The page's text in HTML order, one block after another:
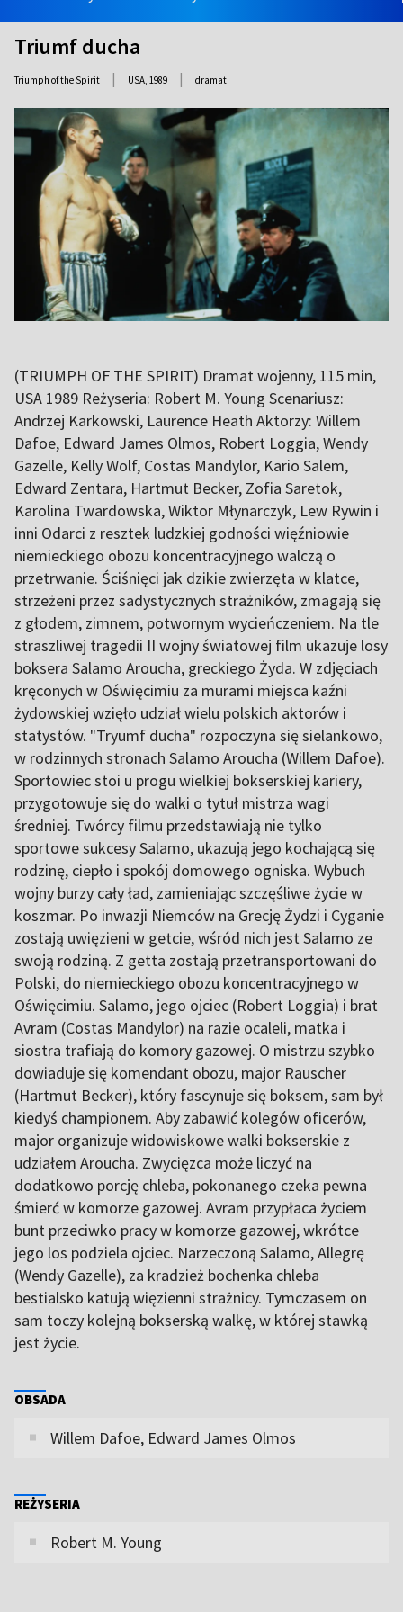
Triumf ducha
Triumph of the Spirit | USA, 1989 | dramat
(TRIUMPH OF THE SPIRIT) Dramat wojenny, 115 min,
USA 1989 Reżyseria: Robert M. Young Scenariusz:
Andrzej Karkowski, Laurence Heath Aktorzy: Willem
Dafoe, Edward James Olmos, Robert Loggia, Wendy
Gazelle, Kelly Wolf, Costas Mandylor, Kario Salem,
Edward Zentara, Hartmut Becker, Zofia Saretok,
Karolina Twardowska, Wiktor Młynarczyk, Lew Rywin i
inni Odarci z resztek ludzkiej godności więźniowie
niemieckiego obozu koncentracyjnego walczą o
przetrwanie. Ściśnięci jak dzikie zwierzęta w klatce,
strzeżeni przez sadystycznych strażników, zmagają się
z głodem, zimnem, potwornym wycieńczeniem. Na tle
straszliwej tragedii II wojny światowej film ukazuje losy
boksera Salamo Aroucha, greckiego Żyda. W zdjęciach
kręconych w Oświęcimiu za murami miejsca kaźni
żydowskiej wzięło udział wielu polskich aktorów i
statystów. "Tryumf ducha" rozpoczyna się sielankowo,
w rodzinnych stronach Salamo Aroucha (Willem Dafoe).
Sportowiec stoi u progu wielkiej bokserskiej kariery,
przygotowuje się do walki o tytuł mistrza wagi
średniej. Twórcy filmu przedstawiają nie tylko
sportowe sukcesy Salamo, ukazują jego kochającą się
rodzinę, ciepło i spokój domowego ogniska. Wybuch
wojny burzy cały ład, zamieniając szczęśliwe życie w
koszmar. Po inwazji Niemców na Grecję Żydzi i Cyganie
zostają uwięzieni w getcie, wśród nich jest Salamo ze
swoją rodziną. Z getta zostają przetransportowani do
Polski, do niemieckiego obozu koncentracyjnego w
Oświęcimiu. Salamo, jego ojciec (Robert Loggia) i brat
Avram (Costas Mandylor) na razie ocaleli, matka i
siostra trafiają do komory gazowej. O mistrzu szybko
dowiaduje się komendant obozu, major Rauscher
(Hartmut Becker), który fascynuje się boksem, sam był
kiedyś championem. Aby zabawić kolegów oficerów,
major organizuje widowiskowe walki bokserskie z
udziałem Aroucha. Zwycięzca może liczyć na
dodatkowo porcję chleba, pokonanego czeka pewna
śmierć w komorze gazowej. Avram przypłaca życiem
bunt przeciwko pracy w komorze gazowej, wkrótce
jego los podziela ojciec. Narzeczoną Salamo, Allegrę
(Wendy Gazelle), za kradzież bochenka chleba
bestialsko katują więzienni strażnicy. Tymczasem on
sam toczy kolejną bokserską walkę, w której stawką
jest życie.
OBSADA
Willem Dafoe, Edward James Olmos
REŻYSERIA
Robert M. Young